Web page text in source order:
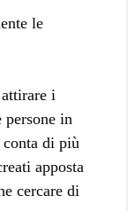
le
i
in
conta di più
apposta
cercare di